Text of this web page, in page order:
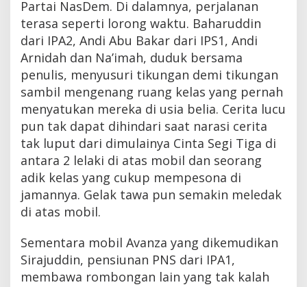
Partai NasDem. Di dalamnya, perjalanan
terasa seperti lorong waktu. Baharuddin
dari IPA2, Andi Abu Bakar dari IPS1, Andi
Arnidah dan Na’imah, duduk bersama
penulis, menyusuri tikungan demi tikungan
sambil mengenang ruang kelas yang pernah
menyatukan mereka di usia belia. Cerita lucu
pun tak dapat dihindari saat narasi cerita
tak luput dari dimulainya Cinta Segi Tiga di
antara 2 lelaki di atas mobil dan seorang
adik kelas yang cukup mempesona di
jamannya. Gelak tawa pun semakin meledak
di atas mobil.
Sementara mobil Avanza yang dikemudikan
Sirajuddin, pensiunan PNS dari IPA1,
membawa rombongan lain yang tak kalah